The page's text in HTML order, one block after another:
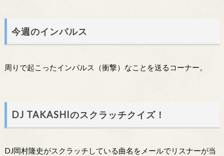
今週のインパルス
周りで起こったインパルス（衝撃）なことを送るコーナー。
DJ TAKASHIのスクラッチクイズ！
DJ岡村隆史がスクラッチしている曲名をメールでリスナーが当